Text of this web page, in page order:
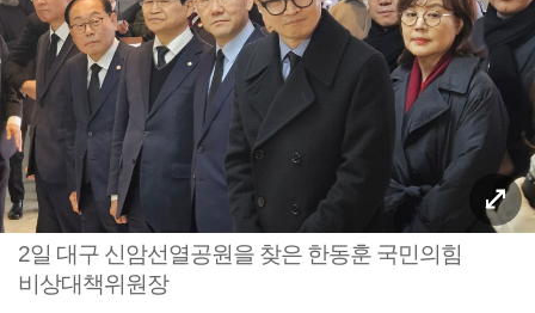
2일 대구 신암선열공원을 찾은 한동훈 국민의힘
비상대책위원장